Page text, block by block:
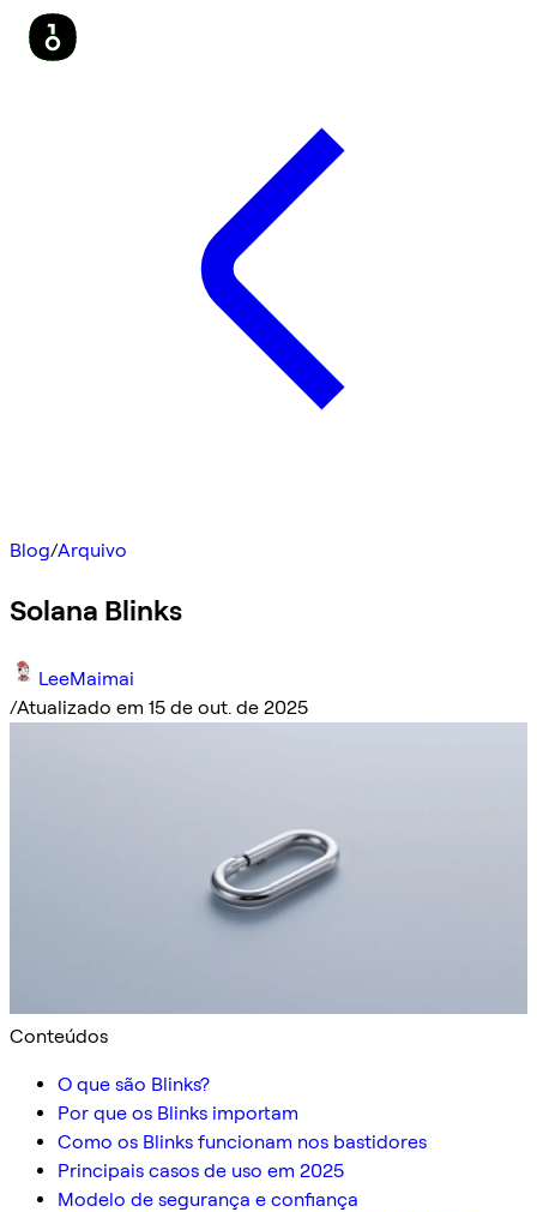
Blog/Arquivo
Solana Blinks
LeeMaimai
/Atualizado em 15 de out. de 2025
Conteúdos
O que são Blinks?
Por que os Blinks importam
Como os Blinks funcionam nos bastidores
Principais casos de uso em 2025
Modelo de segurança e confiança